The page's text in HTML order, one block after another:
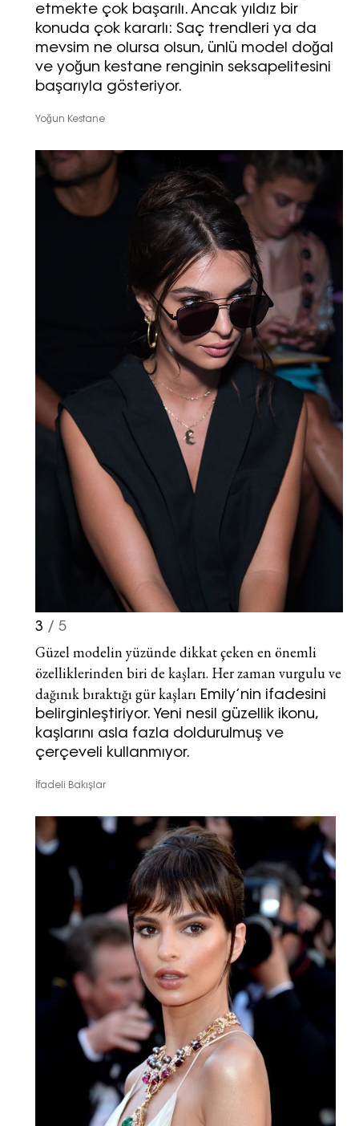
Moda dünyasında neler oluyor? Yeni
fikirler, öne çıkan koleksiyonlar, en
vogue trendler, ünlülerden güzelllik
sırları ve en popüler partilerden
haberdar olmak için haftalık e-
bültenimize kaydolun.
Turkuvaz Haberleşme ve Yayıncılık
https://vogue.com.tr/internet sitesi
üzerinden sunulan ürün ve
hizmetlere ilişkin reklam, tanıtım,
pazarlama ve kutlama/ temenni
amaçlı her türlü e-bülten/ ticari
elektronik ileti gönderiminin e-posta
yoluyla tarafıma yapılmasına onay
ve bu kapsamda/ amaçla ad/
soyad ve e-posta adresi verilerimin
işlenmesine açık rıza veriyorum.
KAPAT
etmekte çok başarılı. Ancak yıldız bir
konuda çok kararlı: Saç trendleri ya da
mevsim ne olursa olsun, ünlü model doğal
ve yoğun kestane renginin seksapelitesini
başarıyla gösteriyor.
Yoğun Kestane
3 / 5
Güzel modelin yüzünde dikkat çeken en önemli
özelliklerinden biri de kaşları. Her zaman vurgulu ve
dağınık bıraktığı gür kaşları Emily’nin ifadesini
belirginleştiriyor. Yeni nesil güzellik ikonu,
kaşlarını asla fazla doldurulmuş ve
çerçeveli kullanmıyor.
İfadeli Bakışlar